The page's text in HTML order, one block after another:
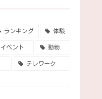
ランキング 体験
イベント 動物
テレワーク